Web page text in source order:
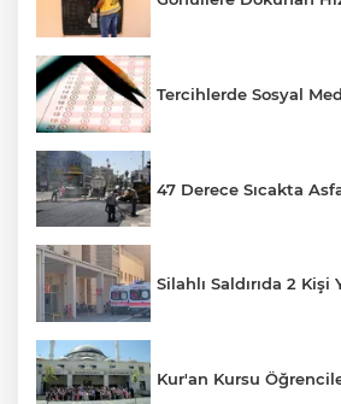
Tercihlerde Sosyal
47 Derece Sıcakta
Silahlı Saldırıda 2 Kişi
Kur'an Kursu